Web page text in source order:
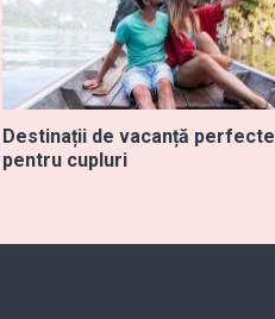
Destinații de vacanță perfecte
pentru cupluri